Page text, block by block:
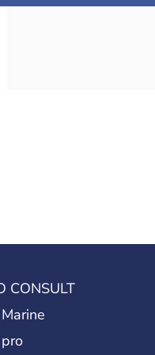
CONSULT